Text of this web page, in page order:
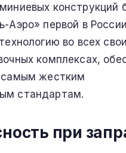
конструкций
Аэро» первой в
во всех
комплексах,
самым жестким
стандартам.
при